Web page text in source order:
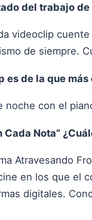
del trabajo
videoclip
de siempre.
es de la que
noche con el
Nota”
Atravesando
en los que el
digitales.